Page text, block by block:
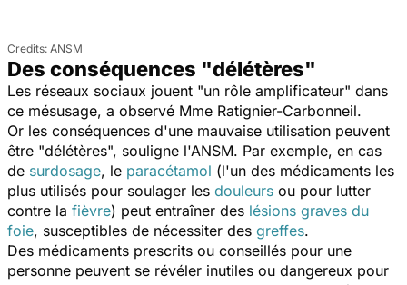
ANSM
Des conséquences "délétères"
Les réseaux sociaux jouent "un rôle amplificateur" dans
ce mésusage, a observé Mme Ratignier-Carbonneil.
Or les conséquences d'une mauvaise utilisation peuvent
être "délétères", souligne l'ANSM. Par exemple, en cas
de surdosage, le paracétamol (l'un des médicaments les
plus utilisés pour soulager les douleurs ou pour lutter
contre la fièvre) peut entraîner des lésions graves du
foie, susceptibles de nécessiter des greffes.
Des médicaments prescrits ou conseillés pour une
personne peuvent se révéler inutiles ou dangereux pour